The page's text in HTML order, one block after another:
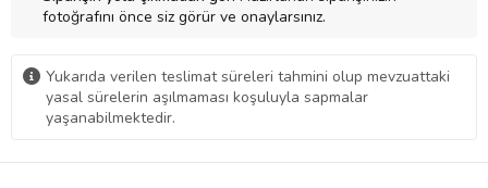
fotoğrafını önce siz görür ve onaylarsınız.
Yukarıda verilen teslimat süreleri tahmini olup mevzuattaki
yasal sürelerin aşılmaması koşuluyla sapmalar
yaşanabilmektedir.